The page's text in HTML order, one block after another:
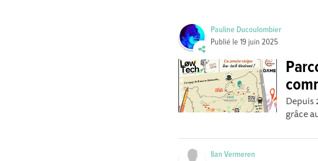
Pauline Ducoulombier
Publié le19 juin 2025
Depuis
grâce
Ilan Vermeren